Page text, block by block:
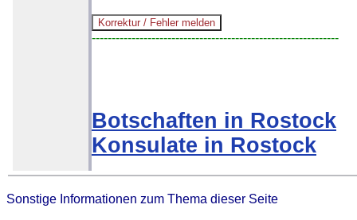
--------------------------------------------------------------
Botschaften in Rostock
Konsulate in Rostock
Sonstige Informationen zum Thema dieser Seite